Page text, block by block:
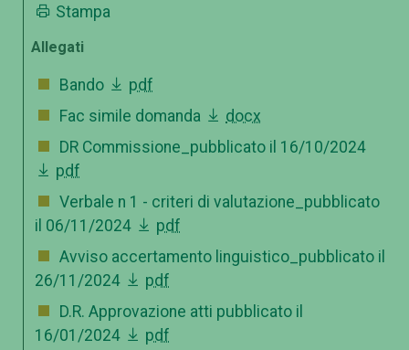
Stampa
Allegati
Bando
pdf
Fac simile domanda
docx
DR Commissione_pubblicato il 16/10/2024
pdf
Verbale n 1 - criteri di valutazione_pubblicato
il 06/11/2024
pdf
Avviso accertamento linguistico_pubblicato il
26/11/2024
pdf
D.R. Approvazione atti pubblicato il
16/01/2024
pdf